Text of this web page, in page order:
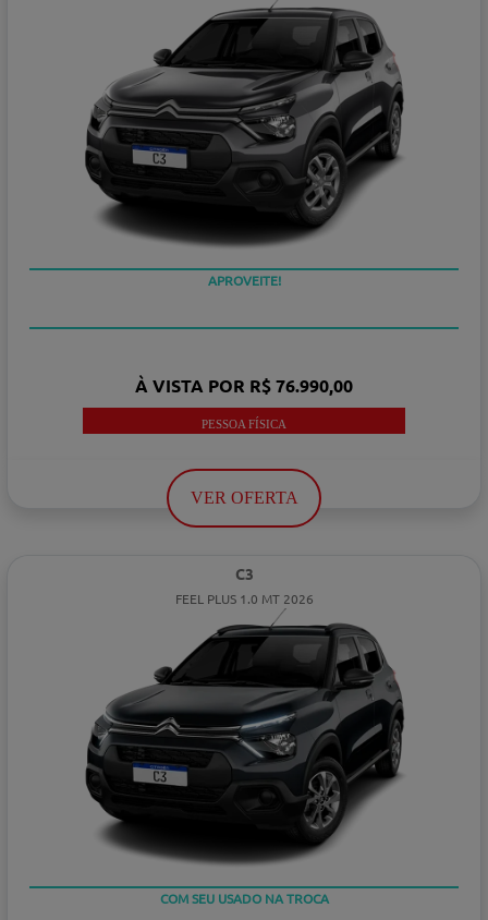
APROVEITE!
À VISTA POR R$ 76.990,00
PESSOA FÍSICA
VER OFERTA
C3
FEEL PLUS 1.0 MT 2026